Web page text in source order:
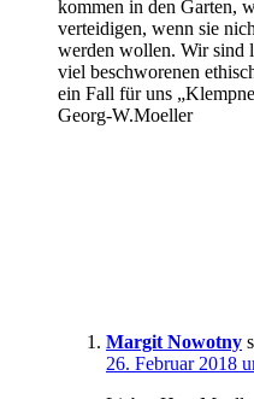
kommen in den Garten,
verteidigen, wenn sie
werden wollen. Wir sind
viel beschworenen
ein Fall für uns
Georg-W.Moeller
Margit Nowotny
26. Februar 2018